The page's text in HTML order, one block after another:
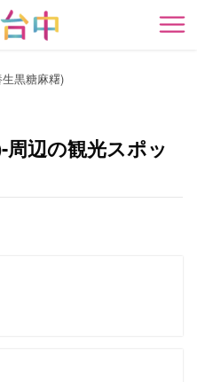
開
黒糖麻糬)
周辺の観光スポッ